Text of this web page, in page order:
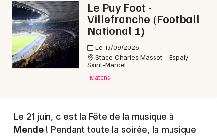
Mon email
Je m'abonne
Le Puy Foot -
Villefranche (Football
National 1)
Le 19/09/2026
Stade Charles Massot - Espaly-
Saint-Marcel
Matchs
Le 21 juin, c'est la Fête de la musique à
Mende ! Pendant toute la soirée, la musique